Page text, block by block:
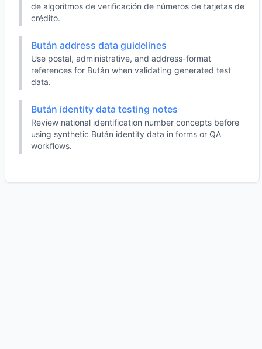
de algoritmos de verificación de números de tarjetas de
crédito.
Bután address data guidelines
Use postal, administrative, and address-format
references for Bután when validating generated test
data.
Bután identity data testing notes
Review national identification number concepts before
using synthetic Bután identity data in forms or QA
workflows.